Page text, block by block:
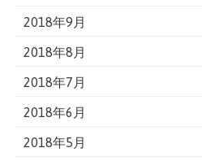
2018年9月
2018年8月
2018年7月
2018年6月
2018年5月